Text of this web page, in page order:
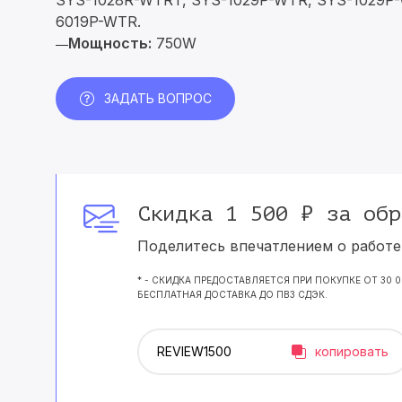
6019P-WTR.
—Мощность: 750W
ЗАДАТЬ ВОПРОС
Скидка 1 500 ₽ за
Поделитесь впечатлением о
* - СКИДКА ПРЕДОСТАВЛЯЕТСЯ ПРИ ПОКУПКЕ ОТ 30
БЕСПЛАТНАЯ ДОСТАВКА ДО ПВЗ СДЭК.
копировать